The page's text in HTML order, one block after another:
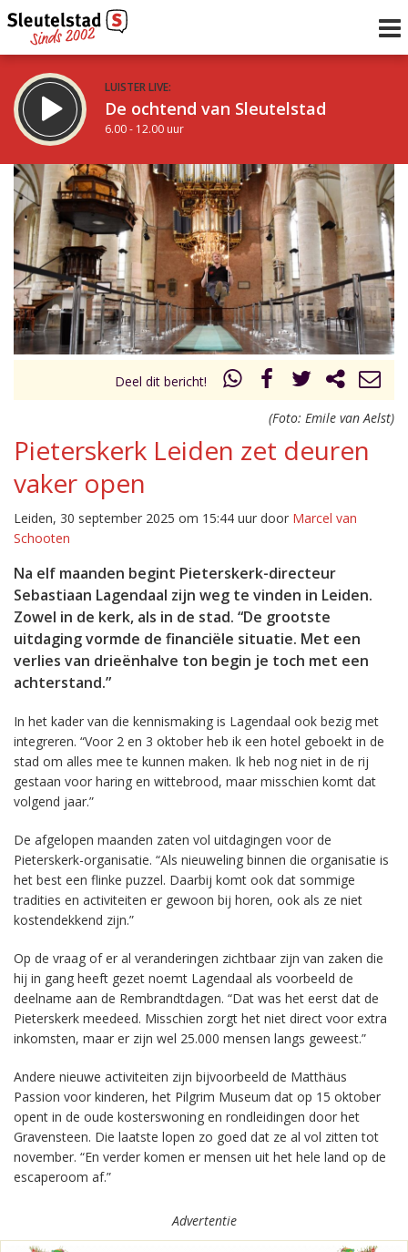
LUISTER LIVE:
De ochtend van Sleutelstad
6.00 - 12.00 uur
STRAKS:
De middag van Sleutelstad
12.00 - 18.00 uur
Vorig uur
uur 1 van 0 Volgend uur
Inklappen
Deel dit bericht!
(Foto: Emile van Aelst)
Pieterskerk Leiden zet deuren
vaker open
Leiden, 30 september 2025 om 15:44 uur door Marcel van
Schooten
Na elf maanden begint Pieterskerk-directeur
Sebastiaan Lagendaal zijn weg te vinden in Leiden.
Zowel in de kerk, als in de stad. “De grootste
uitdaging vormde de financiële situatie. Met een
verlies van drieënhalve ton begin je toch met een
achterstand.”
In het kader van die kennismaking is Lagendaal ook bezig met
integreren. “Voor 2 en 3 oktober heb ik een hotel geboekt in de
stad om alles mee te kunnen maken. Ik heb nog niet in de rij
gestaan voor haring en wittebrood, maar misschien komt dat
volgend jaar.”
De afgelopen maanden zaten vol uitdagingen voor de
Pieterskerk-organisatie. “Als nieuweling binnen die organisatie is
het best een flinke puzzel. Daarbij komt ook dat sommige
tradities en activiteiten er gewoon bij horen, ook als ze niet
kostendekkend zijn.”
Op de vraag of er al veranderingen zichtbaar zijn van zaken die
hij in gang heeft gezet noemt Lagendaal als voorbeeld de
deelname aan de Rembrandtdagen. “Dat was het eerst dat de
Pieterskerk meedeed. Misschien zorgt het niet direct voor extra
inkomsten, maar er zijn wel 25.000 mensen langs geweest.”
Andere nieuwe activiteiten zijn bijvoorbeeld de Matthäus
Passion voor kinderen, het Pilgrim Museum dat op 15 oktober
opent in de oude kosterswoning en rondleidingen door het
Gravensteen. Die laatste lopen zo goed dat ze al vol zitten tot
november. “En verder komen er mensen uit het hele land op de
escaperoom af.”
Advertentie